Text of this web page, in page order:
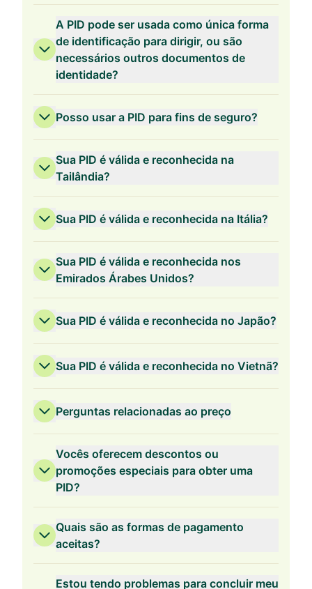
A PID pode ser usada como única forma
de identificação para dirigir, ou são
necessários outros documentos de
identidade?
Posso usar a PID para fins de seguro?
Sua PID é válida e reconhecida na
Tailândia?
Sua PID é válida e reconhecida na Itália?
Sua PID é válida e reconhecida nos
Emirados Árabes Unidos?
Sua PID é válida e reconhecida no Japão?
Sua PID é válida e reconhecida no Vietnã?
Perguntas relacionadas ao preço
Vocês oferecem descontos ou
promoções especiais para obter uma
PID?
Quais são as formas de pagamento
aceitas?
Estou tendo problemas para concluir meu